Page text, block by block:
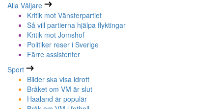
Alla Väljare
Kritik mot Vänsterpartiet
Så vill partierna hjälpa flyktingar
Kritik mot Jomshof
Politiker reser i Sverige
Färre assistenter
Sport
Bilder ska visa idrott
Bråket om VM är slut
Haaland är populär